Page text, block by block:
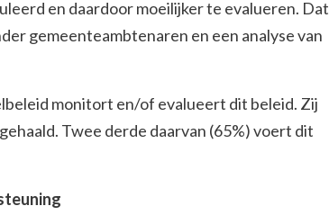
en daardoor moeilijker te evalueren. Dat
gemeenteambtenaren en een analyse van
monitort en/of evalueert dit beleid. Zij
Twee derde daarvan (65%) voert dit